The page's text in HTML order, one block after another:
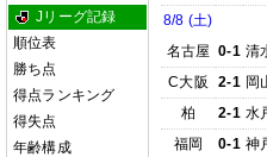
Jリーグ記録
順位表
勝ち点
得点ランキング
得失点
年齢構成
8/8 (土)
名古屋 0-1 清
C大阪
2-1 岡
柏
2-1 水
福岡
0-1 神